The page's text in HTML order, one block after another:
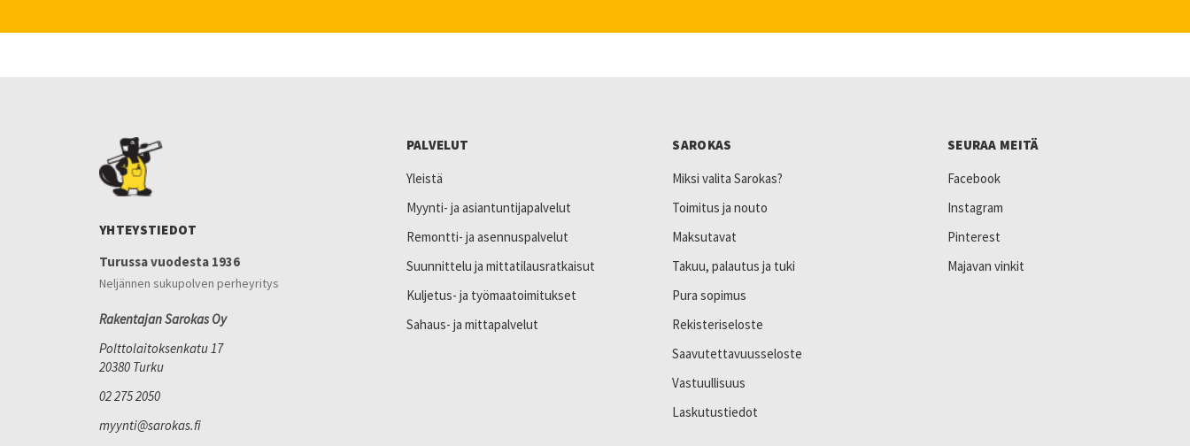
YHTEYSTIEDOT
Turussa vuodesta 1936
Neljännen sukupolven perheyritys
Rakentajan Sarokas Oy
Polttolaitoksenkatu 17
20380 Turku
02 275 2050
myynti@sarokas.fi
PALVELUT
Yleistä
Myynti- ja asiantuntijapalvelut
Remontti- ja asennuspalvelut
Suunnittelu ja mittatilausratkaisut
Kuljetus- ja työmaatoimitukset
Sahaus- ja mittapalvelut
SAROKAS
Miksi valita Sarokas?
Toimitus ja nouto
Maksutavat
Takuu, palautus ja tuki
Pura sopimus
Rekisteriseloste
Saavutettavuusseloste
Vastuullisuus
Laskutustiedot
SEURAA MEITÄ
Facebook
Instagram
Pinterest
Majavan vinkit